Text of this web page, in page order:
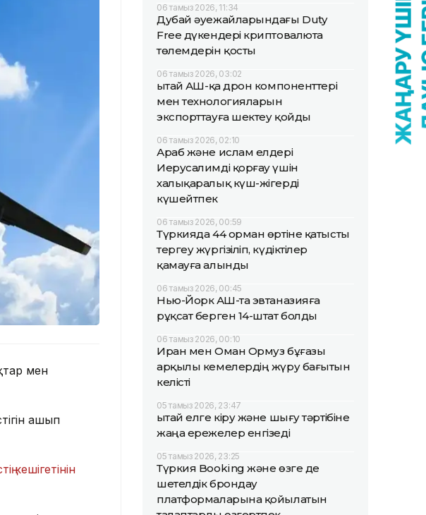
мен
ашып
кешігетінін
06 тамыз 2026, 11:34
Дубай әуежайларындағы Duty
Free дүкендері криптовалюта
төлемдерін қосты
06 тамыз 2026, 03:02
Қытай АҚШ-қа дрон компоненттері
мен технологияларын
экспорттауға шектеу қойды
06 тамыз 2026, 02:10
Араб және ислам елдері
Иерусалимді қорғау үшін
халықаралық күш-жігерді
күшейтпек
06 тамыз 2026, 00:59
Түркияда 44 орман өртіне қатысты
тергеу жүргізіліп, күдіктілер
қамауға алынды
06 тамыз 2026, 00:45
Нью-Йорк АҚШ-та эвтаназияға
рұқсат берген 14-штат болды
06 тамыз 2026, 00:10
Иран мен Оман Ормуз бұғазы
арқылы кемелердің жүру бағытын
келісті
05 тамыз 2026, 23:47
Қытай елге кіру және шығу тәртібіне
жаңа ережелер енгізеді
05 тамыз 2026, 23:25
Түркия Booking және өзге де
шетелдік брондау
платформаларына қойылатын